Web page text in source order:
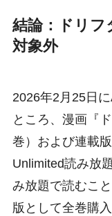
結論：ドリ
対象外
2026年2月25日
ところ、漫画『
巻）および連載
Unlimited読み放
み放題で読むこ
版として全巻購